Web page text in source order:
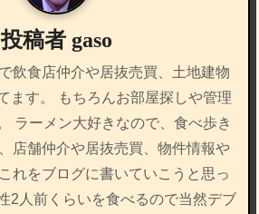
投稿者 gaso
飲食店仲介や居抜売買、土地建物
ます。 もちろんお部屋探しや管理
ラーメン大好きなので、食べ歩き
店舗仲介や居抜売買、物件情報や
れをブログに書いていこうと思っ
2人前くらいを食べるので当然デブ